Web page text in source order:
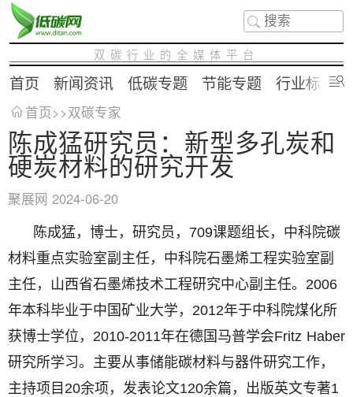
双碳行业的全媒体平台
首页 新闻资讯 低碳专题 节能专题 行业标准
首页>>双碳专家
陈成猛研究员：新型多孔炭和
硬炭材料的研究开发
聚展网 2024-06-20
陈成猛，博士，研究员，709课题组长，中科院碳
材料重点实验室副主任，中科院石墨烯工程实验室副
主任，山西省石墨烯技术工程研究中心副主任。2006
年本科毕业于中国矿业大学，2012年于中科院煤化所
获博士学位，2010-2011年在德国马普学会Fritz Haber
研究所学习。主要从事储能碳材料与器件研究工作，
主持项目20余项，发表论文120余篇，出版英文专著1